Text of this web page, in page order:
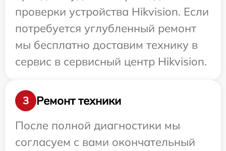
проверки устройства Hikvision. Если
потребуется углубленный ремонт
мы бесплатно доставим технику в
сервис в сервисный центр Hikvision.
3
Ремонт техники
После полной диагностики мы
согласуем с вами окончательный